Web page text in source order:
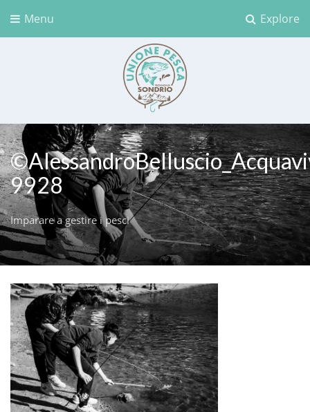
Explore
Menu
Unione Pesca Sondrio
9928
Imparare a gestire i pesci